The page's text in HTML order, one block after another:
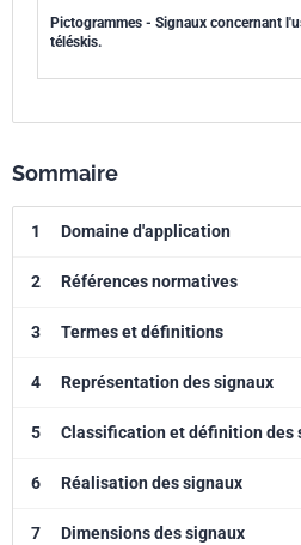
Pictogrammes - Signaux concernant
téléskis.
Sommaire
1 Domaine d'application
2 Références normatives
3 Termes et définitions
4 Représentation des signaux
5 Classification et définition des
6 Réalisation des signaux
7 Dimensions des signaux